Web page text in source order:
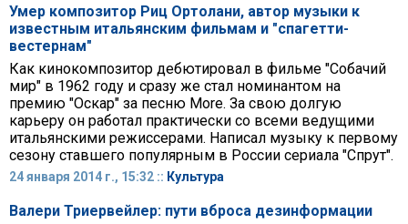
Умер композитор Риц Ортолани, автор музыки к
известным итальянским фильмам и "спагетти-
вестернам"
Как кинокомпозитор дебютировал в фильме "Собачий
мир" в 1962 году и сразу же стал номинантом на
премию "Оскар" за песню More. За свою долгую
карьеру он работал практически со всеми ведущими
итальянскими режиссерами. Написал музыку к первому
сезону ставшего популярным в России сериала "Спрут".
24 января 2014 г., 15:32 :: Культура
Валери Триервейлер: пути вброса дезинформации